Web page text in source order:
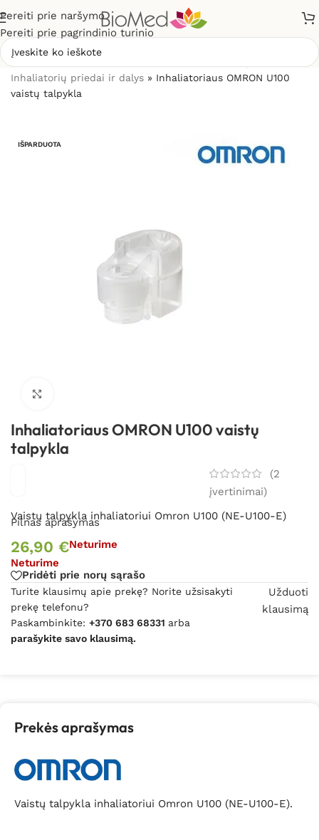
Pereiti prie naršymo
Pereiti prie pagrindinio turinio
Inhaliatorių priedai ir dalys » Inhaliatoriaus OMRON U100
vaistų talpykla
IŠPARDUOTA
Inhaliatoriaus OMRON U100 vaistų
talpykla
(2
įvertinimai)
Vaistų talpykla inhaliatoriui Omron U100 (NE-U100-E)
Pilnas aprašymas
26,90 €Neturime
Neturime
Pridėti prie norų sąrašo
Turite klausimų apie prekę? Norite užsisakyti
prekę telefonu?
Paskambinkite: +370 683 68331 arba
parašykite savo klausimą.
Užduoti
klausimą
Prekės aprašymas
Vaistų talpykla inhaliatoriui Omron U100 (NE-U100-E).